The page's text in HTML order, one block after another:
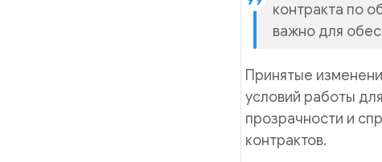
контракта по
важно для
Принятые
условий работы
прозрачности и
контрактов.